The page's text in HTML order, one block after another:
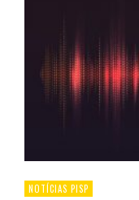
NOTÍCIAS PISP